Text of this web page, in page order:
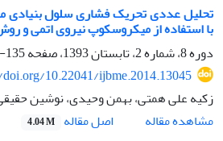
تحلیل عددی تحریک فشاری سلول
با استفاده از میکروسکوپ نیروی اتمی و
دوره 8، شماره 2، تابستان 1393، صفحه
135-149
10.22041/ijbme.2014.13045
زکیه علی همتی، بهمن وحیدی، نوشین
مشاهده مقاله
اصل مقاله 4.04 M